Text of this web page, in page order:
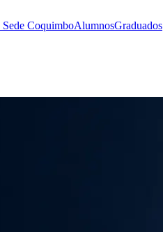
Sede CoquimboAlumnosGraduados